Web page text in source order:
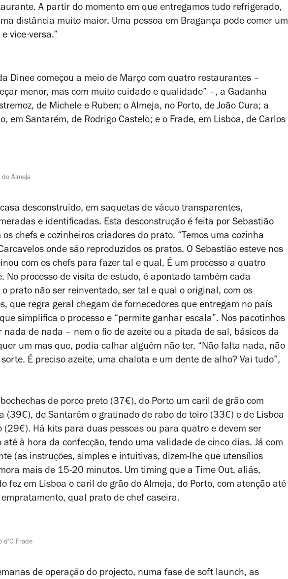
A partir do momento em que entregamos tudo refrigerado,
distância muito maior. Uma pessoa em Bragança pode comer um
vice-versa.”
Dinee começou a meio de Março com quatro restaurantes –
menor, mas com muito cuidado e qualidade” –, a Gadanha
de Michele e Ruben; o Almeja, no Porto, de João Cura; a
em Santarém, de Rodrigo Castelo; e o Frade, em Lisboa, de Carlos
do Almeja
desconstruído, em saquetas de vácuo transparentes,
e identificadas. Esta desconstrução é feita por Sebastião
chefs e cozinheiros criadores do prato. “Temos uma cozinha
onde são reproduzidos os pratos. O Sebastião esteve nos
com os chefs para fazer tal e qual. É um processo a quatro
No processo de visita de estudo, é apontado também cada
o prato não ser reinventado, ser tal e qual o original, com os
que regra geral chegam de fornecedores que entregam no país
simplifica o processo e “permite ganhar escala”. Nos pacotinhos
nada de nada – nem o fio de azeite ou a pitada de sal, básicos da
um mas que, podia calhar alguém não ter. “Não falta nada, não
É preciso azeite, uma chalota e um dente de alho? Vai tudo”,
de porco preto (37€), do Porto um caril de grão com
(39€), de Santarém o gratinado de rabo de toiro (33€) e de Lisboa
(29€). Há kits para duas pessoas ou para quatro e devem ser
até à hora da confecção, tendo uma validade de cinco dias. Já com
(as instruções, simples e intuitivas, dizem-lhe que utensílios
mais de 15-20 minutos. Um timing que a Time Out, aliás,
fez em Lisboa o caril de grão do Almeja, do Porto, com atenção até
qual prato de chef caseira.
d'O Frade
de operação do projecto, numa fase de soft launch, as